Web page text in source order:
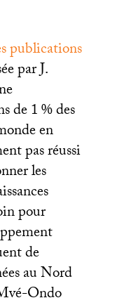
publications
par J.
de 1% des
en
pas réussi
les
pour
de
au Nord
Ondo